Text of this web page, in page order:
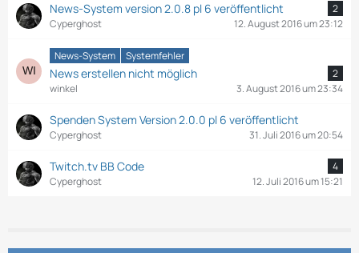
News-System version 2.0.8 pl 6 veröffentlicht
2
Cyperghost
12. August 2016 um 23:12
News-System Systemfehler
News erstellen nicht möglich
2
winkel
3. August 2016 um 23:34
Spenden System Version 2.0.0 pl 6 veröffentlicht
Cyperghost 31. Juli 2016 um 20:54
Twitch.tv BB Code
4
Cyperghost
12. Juli 2016 um 15:21